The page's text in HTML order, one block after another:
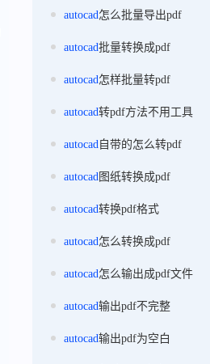
autocad怎么批量导出pdf
autocad批量转换成pdf
autocad怎样批量转pdf
autocad转pdf方法不用工具
autocad自带的怎么转pdf
autocad图纸转换成pdf
autocad转换pdf格式
autocad怎么转换成pdf
autocad怎么输出成pdf文件
autocad输出pdf不完整
autocad输出pdf为空白